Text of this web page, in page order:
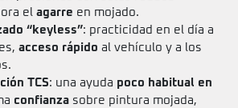
el agarre en mojado.
“keyless”: practicidad en el día a
acceso rápido al vehículo y a los
TCS: una ayuda poco habitual en
confianza sobre pintura mojada,